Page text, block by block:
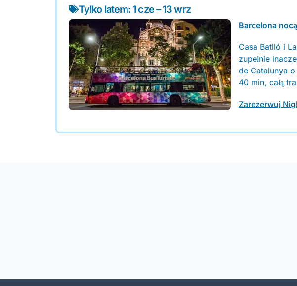
Tylko latem: 1 cze – 13 wrz
Barcelona
Casa Batlló i
zupełnie
de Catalunya
40 min, całą
Zarezerwuj